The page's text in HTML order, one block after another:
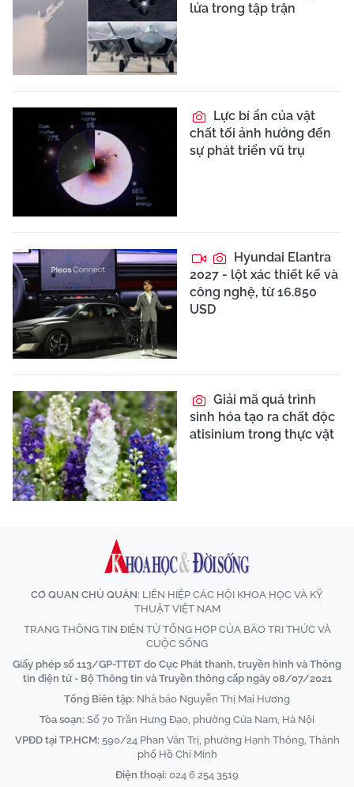
lửa trong tập trận
Lực bí ẩn của vật
chất tối ảnh hưởng đến
sự phát triển vũ trụ
Hyundai Elantra
2027 - lột xác thiết kế và
công nghệ, từ 16.850
USD
Giải mã quá trình
sinh hóa tạo ra chất độc
atisinium trong thực vật
CƠ QUAN CHỦ QUẢN: LIÊN HIỆP CÁC HỘI KHOA HỌC VÀ KỸ
THUẬT VIỆT NAM
TRANG THÔNG TIN ĐIỆN TỬ TỔNG HỢP CỦA BÁO TRI THỨC VÀ
CUỘC SỐNG
Giấy phép số 113/GP-TTĐT do Cục Phát thanh, truyền hình và Thông
tin điện tử - Bộ Thông tin và Truyền thông cấp ngày 08/07/2021
Tổng Biên tập: Nhà báo Nguyễn Thị Mai Hương
Tòa soạn: Số 70 Trần Hưng Đạo, phường Cửa Nam, Hà Nội
VPĐD tại TP.HCM: 590/24 Phan Văn Trị, phường Hạnh Thông, Thành
phố Hồ Chí Minh
Điện thoại: 024 6 254 3519